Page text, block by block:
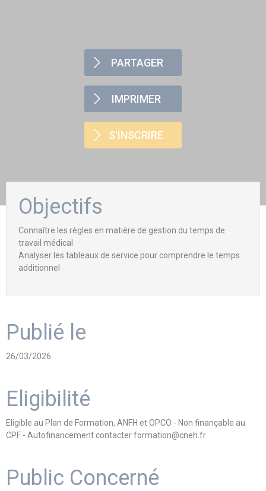
PARTAGER
IMPRIMER
S'INSCRIRE
Objectifs
Connaître les règles en matière de gestion du temps de
travail médical
Analyser les tableaux de service pour comprendre le temps
additionnel
Publié le
26/03/2026
Eligibilité
Eligible au Plan de Formation, ANFH et OPCO - Non finançable au
CPF - Autofinancement contacter formation@cneh.fr
Public Concerné